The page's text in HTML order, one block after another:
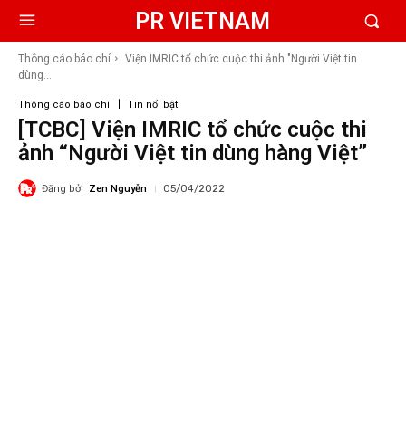
PR VIETNAM
Thông cáo báo chí
Viện IMRIC tổ chức cuộc thi ảnh "Người Việt tin
dùng...
Thông cáo báo chí Tin nổi bật
[TCBC] Viện IMRIC tổ chức cuộc thi
ảnh “Người Việt tin dùng hàng Việt”
Đăng bởi Zen Nguyễn 05/04/2022